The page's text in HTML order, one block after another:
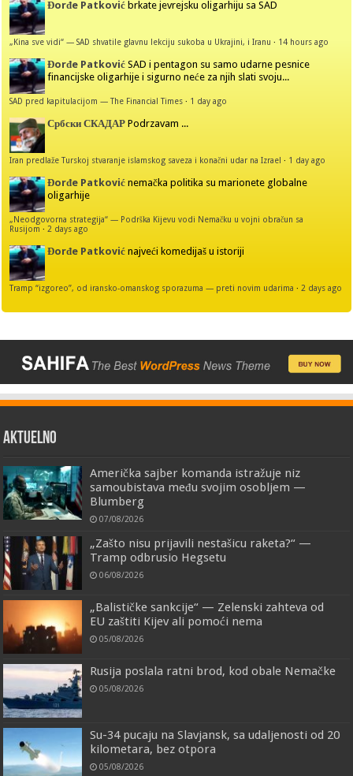
Đorđe Patković brkate jevrejsku oligarhiju sa SAD
„Kina sve vidi“ — SAD shvatile glavnu lekciju sukoba u Ukrajini, i Iranu · 14 hours ago
Đorđe Patković SAD i pentagon su samo udarne pesnice
financijske oligarhije i sigurno neće za njih slati svoju...
SAD pred kapitulacijom — The Financial Times · 1 day ago
Србски СКАДАР Podrzavam ...
Iran predlaže Turskoj stvaranje islamskog saveza i konačni udar na Izrael · 1 day ago
Đorđe Patković nemačka politika su marionete globalne
oligarhije
„Neodgovorna strategija“ — Podrška Kijevu vodi Nemačku u vojni obračun sa
Rusijom ·2 days ago
Đorđe Patković najveći komedijaš u istoriji
Tramp “izgoreo”, od iransko-omanskog sporazuma — preti novim udarima ·2 days ago
AKTUELNO
Američka sajber komanda istražuje niz
samoubistava među svojim osobljem —
Blumberg
07/08/2026
„Zašto nisu prijavili nestašicu raketa?“ —
Tramp odbrusio Hegsetu
06/08/2026
„Balističke sankcije“ — Zelenski zahteva od
EU zaštiti Kijev ali pomoći nema
05/08/2026
Rusija poslala ratni brod, kod obale Nemačke
05/08/2026
Su-34 pucaju na Slavjansk, sa udaljenosti od 20
kilometara, bez otpora
05/08/2026